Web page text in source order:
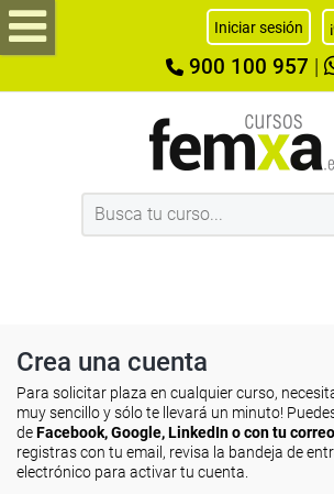
Iniciar sesión
900 100 957
Crea una cuenta
Para solicitar plaza en cualquier curso,
muy sencillo y sólo te llevará un minuto!
deFacebook, Google, LinkedIn o con tu
registras con tu email, revisa la bandeja de
electrónico para activar tu cuenta.